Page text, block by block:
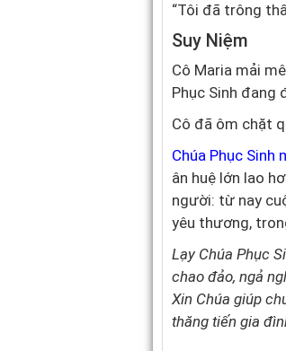
“Tôi đã trông
Suy Niệm
Cô Maria mải
Phục Sinh đang
Cô đã ôm chặt
Chúa Phục
ân huệ lớn lao
người: từ nay
yêu thương,
Lạy Chúa Phục
chao đảo, ngả
Xin Chúa giúp
thăng tiến gia